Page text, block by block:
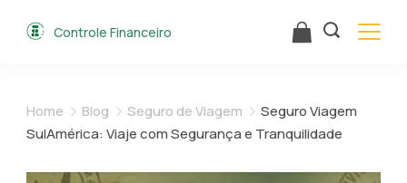
Controle Financeiro
Home Blog Seguro de Viagem
Seguro Viagem
SulAmérica: Viaje com Segurança e Tranquilidade